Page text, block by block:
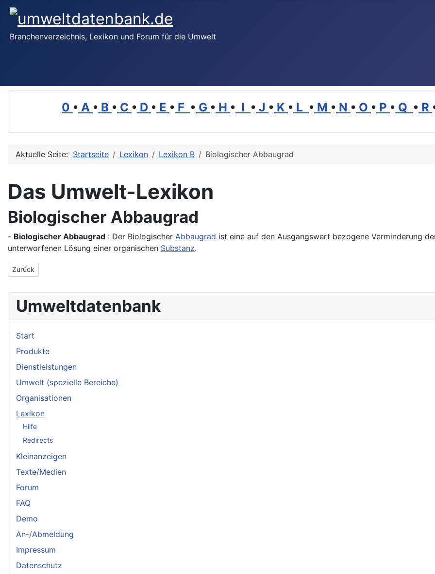
Branchenverzeichnis, Lexikon und Forum für die Umwelt
0 • A • B • C • D • E • F • G • H • I • J • K • L • M • N • O • P • Q • R
Aktuelle Seite: Startseite Lexikon Lexikon B Biologischer Abbaugrad
Das Umwelt-Lexikon
Biologischer Abbaugrad
- Biologischer Abbaugrad : Der Biologischer Abbaugrad ist eine auf den Ausgangswert bezogene Verminderung
unterworfenen Lösung einer organischen Substanz.
Vorheriger Beitrag: Biologischer Abbau
Zurück
Umweltdatenbank
Start
Produkte
Dienstleistungen
Umwelt (spezielle Bereiche)
Organisationen
Lexikon
Hilfe
Redirects
Kleinanzeigen
Texte/Medien
Forum
FAQ
Demo
An-/Abmeldung
Impressum
Datenschutz